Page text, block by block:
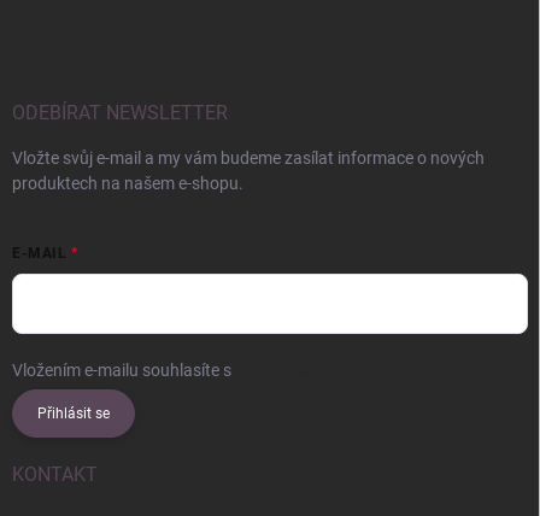
ODEBÍRAT NEWSLETTER
Vložte svůj e-mail a my vám budeme zasílat informace o nových
produktech na našem e-shopu.
E-MAIL
Vložením e-mailu souhlasíte s
Přihlásit se
KONTAKT